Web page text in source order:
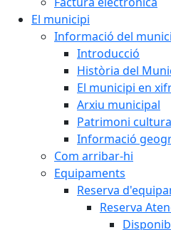
El municipi
Informació del
Introducció
Història del
El municipi en
Arxiu municipal
Patrimoni
Informació
Com arribar-hi
Equipaments
Reserva
Reserva